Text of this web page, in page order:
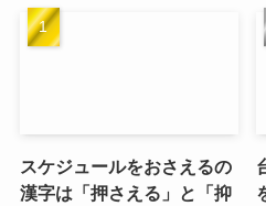
スケジュールをおさえるの
漢字は「押さえる」と「抑